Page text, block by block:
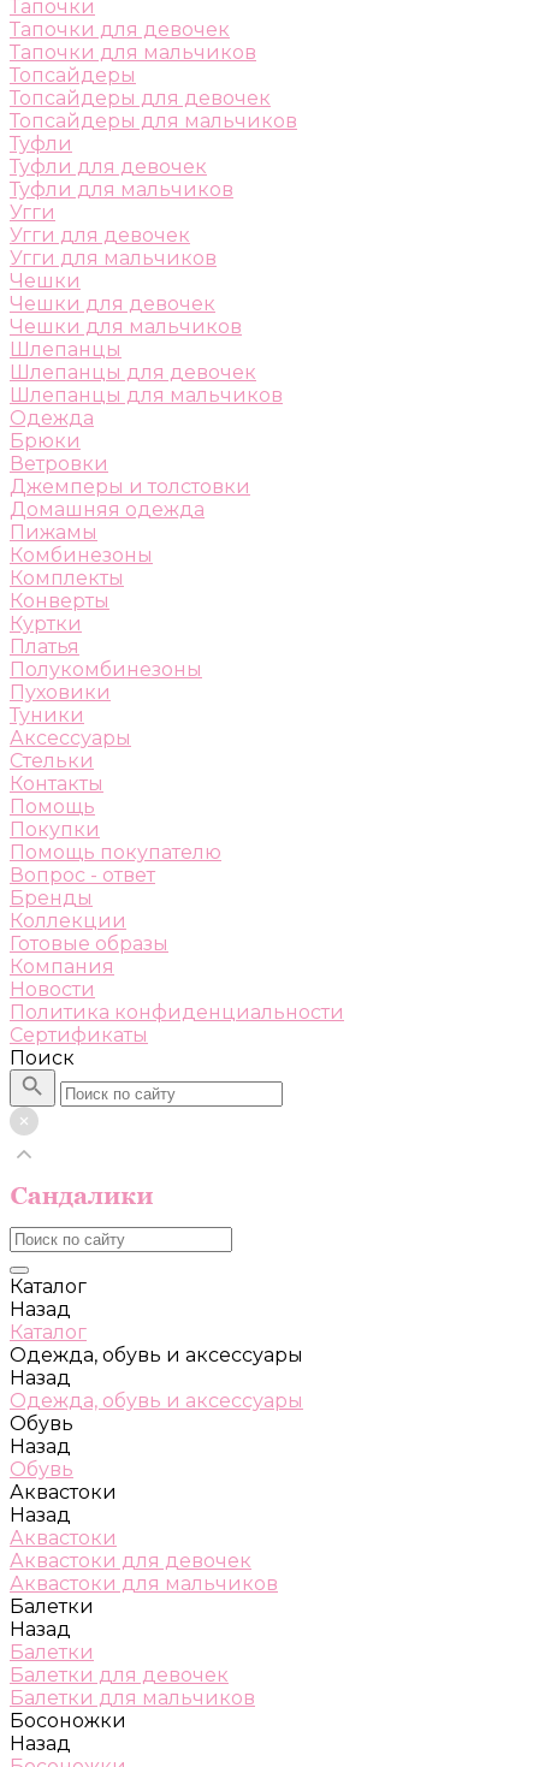
Тапочки
Тапочки для девочек
Тапочки для мальчиков
Топсайдеры
Топсайдеры для девочек
Топсайдеры для мальчиков
Туфли
Туфли для девочек
Туфли для мальчиков
Угги
Угги для девочек
Угги для мальчиков
Чешки
Чешки для девочек
Чешки для мальчиков
Шлепанцы
Шлепанцы для девочек
Шлепанцы для мальчиков
Одежда
Брюки
Ветровки
Джемперы и толстовки
Домашняя одежда
Пижамы
Комбинезоны
Комплекты
Конверты
Куртки
Платья
Полукомбинезоны
Пуховики
Туники
Аксессуары
Стельки
Контакты
Помощь
Покупки
Помощь покупателю
Вопрос - ответ
Бренды
Коллекции
Готовые образы
Компания
Новости
Политика конфиденциальности
Сертификаты
Поиск
Каталог
Назад
Каталог
Одежда, обувь и аксессуары
Назад
Одежда, обувь и аксессуары
Обувь
Назад
Обувь
Аквастоки
Назад
Аквастоки
Аквастоки для девочек
Аквастоки для мальчиков
Балетки
Назад
Балетки
Балетки для девочек
Балетки для мальчиков
Босоножки
Назад